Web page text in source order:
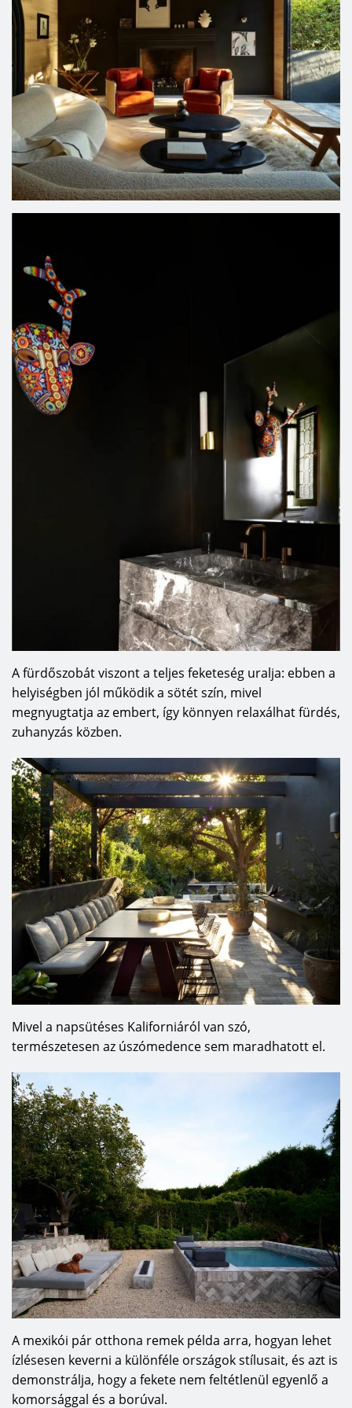
A fürdőszobát viszont a teljes feketeség uralja: ebben a
helyiségben jól működik a sötét szín, mivel
megnyugtatja az embert, így könnyen relaxálhat fürdés,
zuhanyzás közben.
Mivel a napsütéses Kaliforniáról van szó,
természetesen az úszómedence sem maradhatott el.
A mexikói pár otthona remek példa arra, hogyan lehet
ízlésesen keverni a különféle országok stílusait, és azt is
demonstrálja, hogy a fekete nem feltétlenül egyenlő a
komorsággal és a borúval.